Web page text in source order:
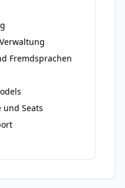
Fremdsprachen
und Seats